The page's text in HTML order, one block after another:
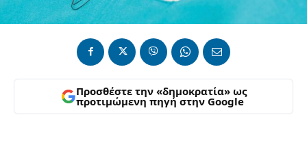
Προσθέστε την «δημοκρατία» ως
προτιμώμενη πηγή στην Google